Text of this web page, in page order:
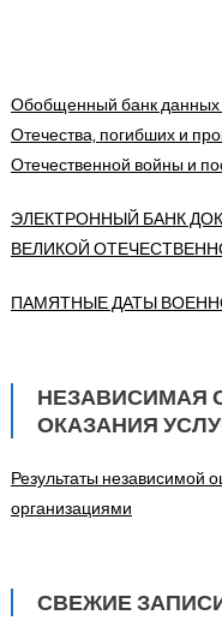
Обобщенный банк
Отечества, погибших и
Отечественной войны и
ЭЛЕКТРОННЫЙ БАНК
ВЕЛИКОЙ
ПАМЯТНЫЕ ДАТЫ
НЕЗАВИСИМАЯ
ОКАЗАНИЯ
Результаты независимой
организациями
СВЕЖИЕ